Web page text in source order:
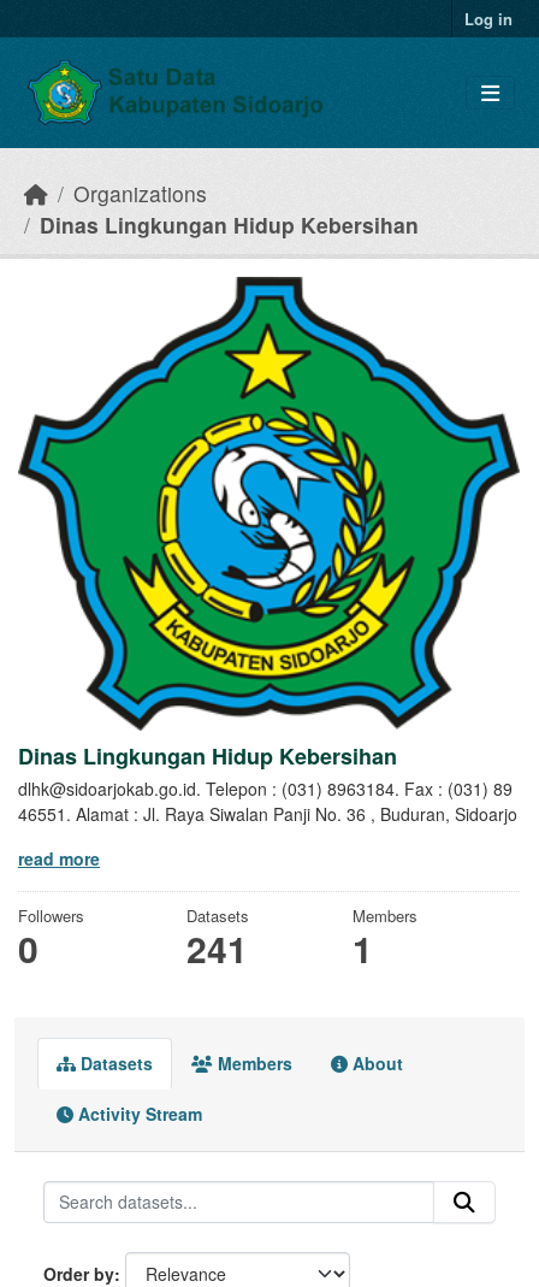
Log in
Organizations
Dinas Lingkungan Hidup Kebersihan
Dinas Lingkungan Hidup Kebersihan
dlhk@sidoarjokab.go.id. Telepon : (031) 8963184. Fax : (031) 89
46551. Alamat : Jl. Raya Siwalan Panji No. 36 , Buduran, Sidoarjo
read more
Followers
0
Datasets
241
Members
1
Datasets Members About
Activity Stream
Order by